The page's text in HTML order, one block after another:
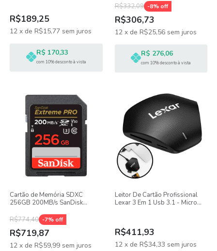
R$189,25
12 x de R$15,77 sem juros
R$ 170,33
com 10% desconto à vista
R$332,09 -8% off
R$306,73
12 x de R$25,56 sem juros
R$ 276,06
com 10% desconto à vista
Cartão de Memória SDXC
256GB 200MB/s SanDisk
R$774,40 -7% off
R$719,87
12 x de R$59,99 sem juros
Leitor De Cartão Profissional
Lexar 3 Em 1 Usb 3.1 - Micro
R$411,93
12 x de R$34,33 sem juros